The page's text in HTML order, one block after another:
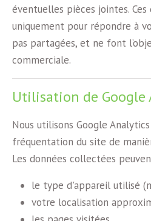
éventuelles pièces jointes.
uniquement pour répondre à
pas partagées, et ne font
commerciale.
Utilisation de Google
Nous utilisons Google
fréquentation du site de
Les données collectées
le type d'appareil utilisé
votre localisation